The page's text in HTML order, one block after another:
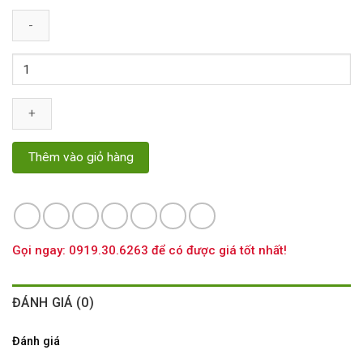
Thêm vào giỏ hàng
Gọi ngay: 0919.30.6263 để có được giá tốt nhất!
ĐÁNH GIÁ (0)
Đánh giá